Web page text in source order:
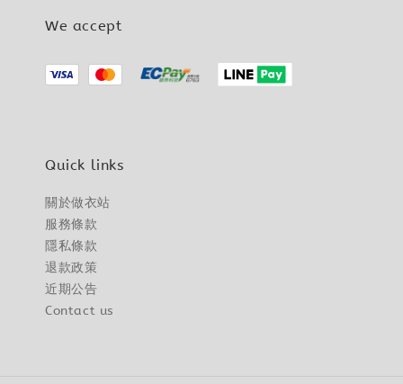
We accept
Quick links
關於做衣站
服務條款
隱私條款
退款政策
近期公告
Contact us